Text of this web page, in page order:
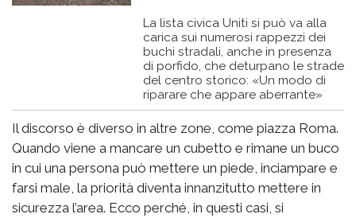
La lista civica Uniti si può va alla
carica sui numerosi rappezzi dei
buchi stradali, anche in presenza
di porfido, che deturpano le strade
del centro storico: «Un modo di
riparare che appare aberrante»
Il discorso è diverso in altre zone, come piazza Roma.
Quando viene a mancare un cubetto e rimane un buco
in cui una persona può mettere un piede, inciampare e
farsi male, la priorità diventa innanzitutto mettere in
sicurezza l’area. Ecco perché, in questi casi, si